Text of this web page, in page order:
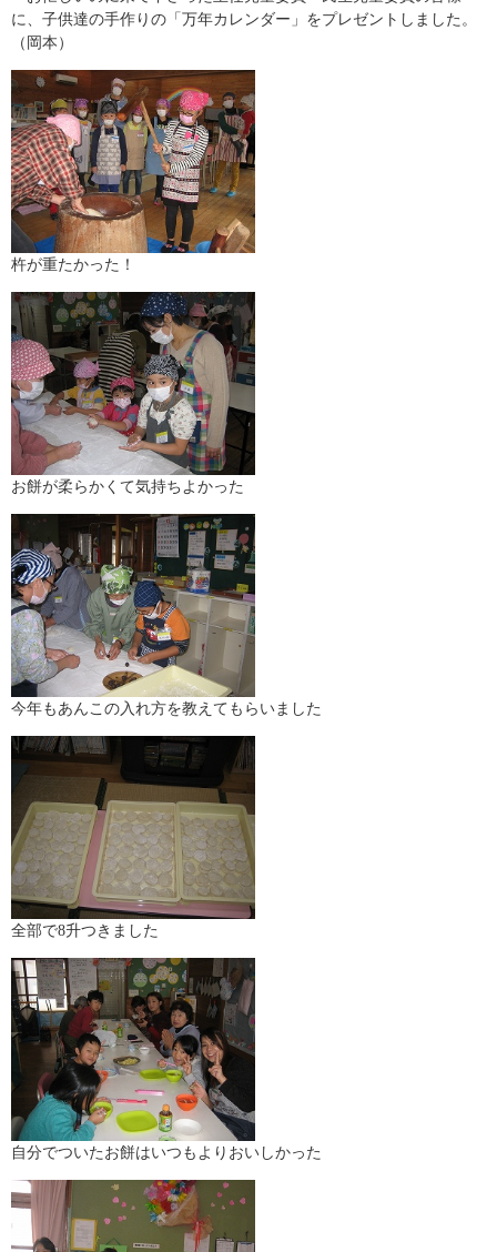
に、子供達の手作りの「万年カレンダー」をプレゼントしました。
（岡本）
杵が重たかった！
お餅が柔らかくて気持ちよかった
今年もあんこの入れ方を教えてもらいました
全部で8升つきました
自分でついたお餅はいつもよりおいしかった